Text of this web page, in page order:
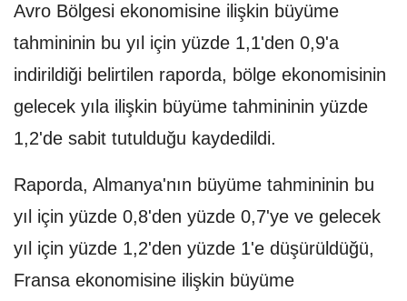
Avro Bölgesi ekonomisine ilişkin büyüme
tahmininin bu yıl için yüzde 1,1'den 0,9'a
indirildiği belirtilen raporda, bölge ekonomisinin
gelecek yıla ilişkin büyüme tahmininin yüzde
1,2'de sabit tutulduğu kaydedildi.
Raporda, Almanya'nın büyüme tahmininin bu
yıl için yüzde 0,8'den yüzde 0,7'ye ve gelecek
yıl için yüzde 1,2'den yüzde 1'e düşürüldüğü,
Fransa ekonomisine ilişkin büyüme